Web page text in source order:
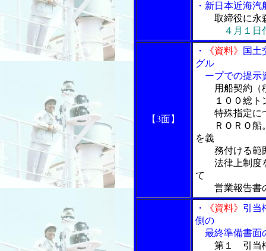
・新日本近海
取締役に永
４月１日
【3面】
・ 《資料》
国土
グル
ープでの提示
用船契約（
１００総トン
特殊指定に
ＲＯＲＯ船。
を義
務付ける範
法律上制度を
て
営業報告書の
・ 《資料》 引当
側の
最終準備書面
第１ 引当